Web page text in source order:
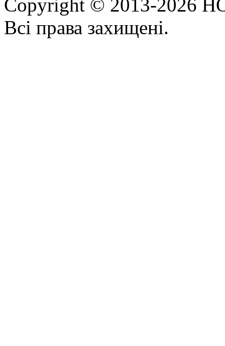
Copyright © 2013-2026
Всі права захищені.